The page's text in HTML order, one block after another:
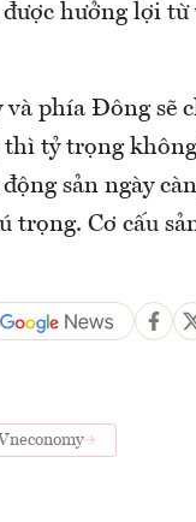
hưởng lợi từ
phía Đông sẽ
tỷ trọng
sản ngày
trọng. Cơ cấu